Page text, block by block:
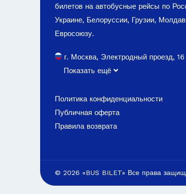
билетов на автобусные рейсы по
Украине, Белоруссии, Грузии,
Евросоюзу.
г. Москва, Электродный проезд, 16
Показать ещё
Политика конфиденциальности
Публичная оферта
Правила возврата
© 2026 «BUS BILET» Все права